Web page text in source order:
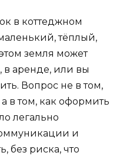
в коттеджном
тёплый,
земля может
в аренде, или вы
Вопрос не в том,
а в том, как оформить
легально
и
без риска, что